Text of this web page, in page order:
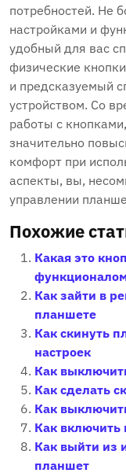
потребностей. Не
настройками и
удобный для вас
физические
и предсказуемый
устройством. Со
работы с
значительно
комфорт при
аспекты, вы,
управлении
Похожие
Какая это
Как зайти в
планшете
Как скинуть
настроек
Как
Как сделать
Как
Как включить
Как выйти из
планшет